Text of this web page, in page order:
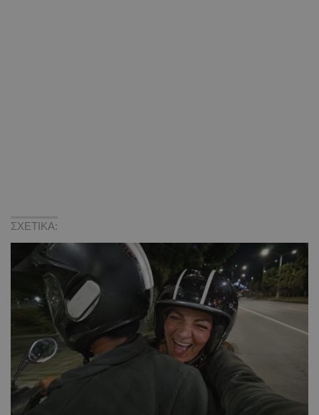
ΣΧΕΤΙΚΑ: